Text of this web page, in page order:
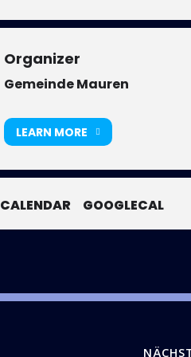
Organizer
Gemeinde Mauren
LEARN MORE
CALENDAR GOOGLECAL